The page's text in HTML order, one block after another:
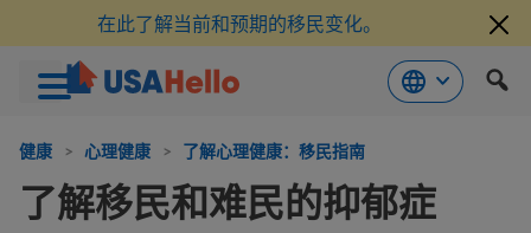
在此了解当前和预期的移民变化。
健康 > 心理健康 > 了解心理健康：移民指南
了解移民和难民的抑郁症